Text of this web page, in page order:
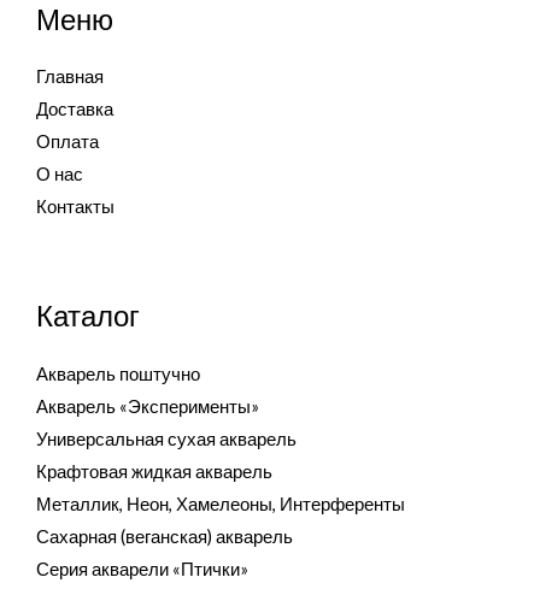
Меню
Главная
Доставка
Оплата
О нас
Контакты
Каталог
Акварель поштучно
Акварель «Эксперименты»
Универсальная сухая акварель
Крафтовая жидкая акварель
Металлик, Неон, Хамелеоны, Интерференты
Сахарная (веганская) акварель
Серия акварели «Птички»